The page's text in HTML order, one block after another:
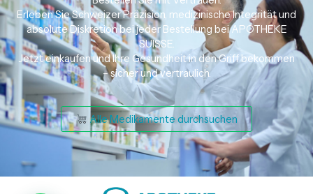
Erleben Sie Schweizer Präzision, medizinische Integrität und
absolute Diskretion bei jeder Bestellung bei APOTHEKE
SUISSE.
Jetzt einkaufen und Ihre Gesundheit in den Griff bekommen
– sicher und vertraulich.
Alle Medikamente durchsuchen